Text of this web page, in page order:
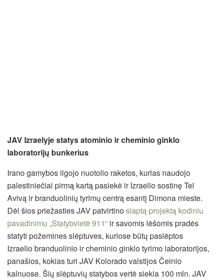
JAV Izraelyje statys atominio ir cheminio ginklo
laboratorijų bunkerius
Irano gamybos ilgojo nuotolio raketos, kurias naudojo
palestiniečiai pirmą kartą pasiekė ir Izraelio sostinę Tel
Avivą ir branduolinių tyrimų centrą esantį Dimona mieste.
Dėl šios priežasties JAV patvirtinoslaptą projektą kodiniu
pavadinimu „Statybvietė 911“ ir savomis lėšomis pradės
statyti požemines slėptuves, kuriose būtų paslėptos
Izraelio branduolinio ir cheminio ginklo tyrimo laboratorijos,
panašios, kokias turi JAV Kolorado valstijos Čeinio
kalnuose. Šių slėptuvių statybos vertė siekia 100 mln. JAV